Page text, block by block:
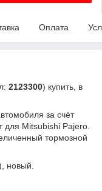
Оплата
2123300) купить, в
за счёт
для Mitsubishi Pajero.
тормозной
новый.